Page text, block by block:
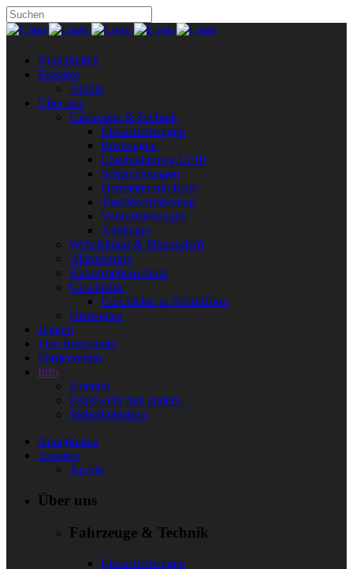
Neuigkeiten
Einsätze
Archiv
Über uns
Fahrzeuge & Technik
Einsatzleitwagen
Rüstwagen
Löschfahrzeug LF10
Schlauchwagen
Drehleiter mit Korb
Tanklöschfahrzeug
Vorausrüstwagen
Anhänger
Wehrleitung & Mannschaft
Alarmierung
Katastrophenschutz
Geschichte
Geschichte in Schriftform
Dienstplan
Jugend
First Responder
Förderverein
Info
Kontakt
Feuerwehr mal anders…
Sicherheitstipps
Neuigkeiten
Einsätze
Archiv
Über uns
Fahrzeuge & Technik
Einsatzleitwagen